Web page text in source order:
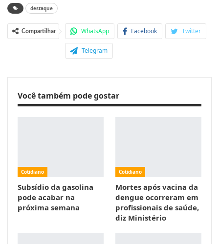
destaque
Compartilhar WhatsApp Facebook Twitter
Telegram
Você também pode gostar
Cotidiano
Subsídio da gasolina
pode acabar na
próxima semana
Cotidiano
Mortes após vacina da
dengue ocorreram em
profissionais de saúde,
diz Ministério